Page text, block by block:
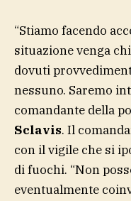
“Stiamo facendo
situazione venga
dovuti
nessuno. Saremo
comandante della
Sclavis. Il
con il vigile che si
di fuochi. “Non
eventualmente